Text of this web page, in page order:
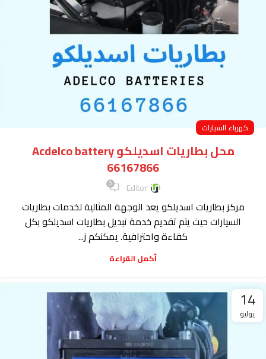
كهرباء السيارات
محل بطاريات اسديلكو Acdelco battery
66167866
Editor
0
مركز بطاريات اسديلكو يعد الوجهة المثالية لخدمات بطاريات
السيارات حيث يتم تقديم خدمة تبديل بطاريات اسديلكو بكل
كفاءة واحترافية. يمكنكم ز...
أكمل القراءة
14
يوليو